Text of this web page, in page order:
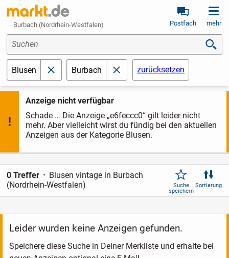
Burbach (Nordrhein-Westfalen) Postfach mehr
Anzeige nicht verfügbar
Schade … Die Anzeige „e6feccc0“ gilt leider nicht
mehr. Aber vielleicht wirst du fündig bei den aktuellen
Anzeigen aus der Kategorie Blusen.
Suchen
Blusen schließenBurbach schließenzurücksetzen
0 Treffer
Blusen vintage in Burbach
(Nordrhein-Westfalen)
Suche
speichern
Sortierung
Leider wurden keine Anzeigen gefunden.
Speichere diese Suche in Deiner Merkliste und erhalte bei